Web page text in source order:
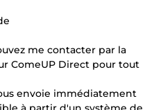
me contacter par la
ComeUP Direct pour tout
envoie immédiatement